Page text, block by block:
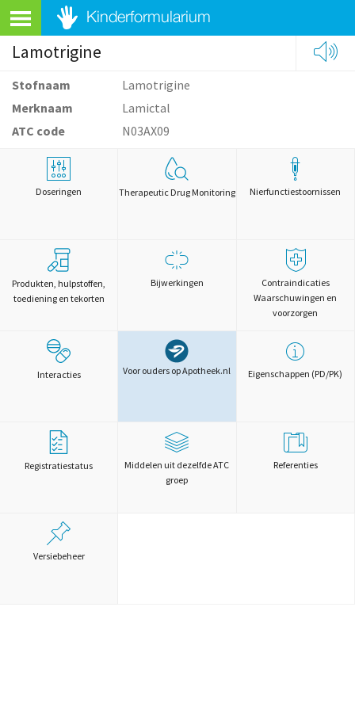
Lamotrigine
Stofnaam
Lamotrigine
Merknaam
Lamictal
ATC code
N03AX09
Doseringen Therapeutic Drug Monitoring Nierfunctiestoornissen
Produkten, hulpstoffen,
toediening en tekorten
Bijwerkingen
Contraindicaties
Waarschuwingen en
voorzorgen
Interacties Voor ouders op Apotheek.nl Eigenschappen (PD/PK)
Registratiestatus
Middelen uit dezelfde ATC
groep
Referenties
Versiebeheer